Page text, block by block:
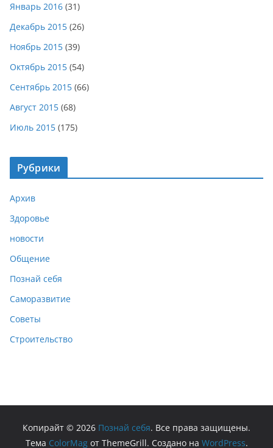
Январь 2016 (31)
Декабрь 2015 (26)
Ноябрь 2015 (39)
Октябрь 2015 (54)
Сентябрь 2015 (66)
Август 2015 (68)
Июль 2015 (175)
Рубрики
Архив
Здоровье
новости
Общение
Познай себя
Саморазвитие
Советы
Строительство
Копирайт © 2026 Познай себя. Все права защищены.
Тема ColorMagот ThemeGrill. Создано на WordPress.